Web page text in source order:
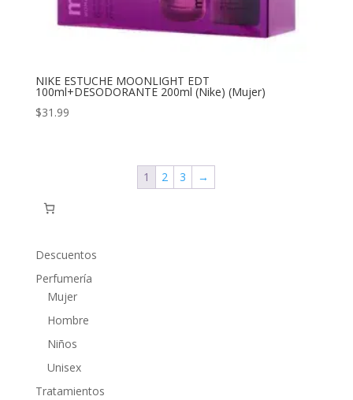
NIKE ESTUCHE MOONLIGHT EDT
100ml+DESODORANTE 200ml (Nike) (Mujer)
$31.99
1 2 3 →
Descuentos
Perfumería
Mujer
Hombre
Niños
Unisex
Tratamientos